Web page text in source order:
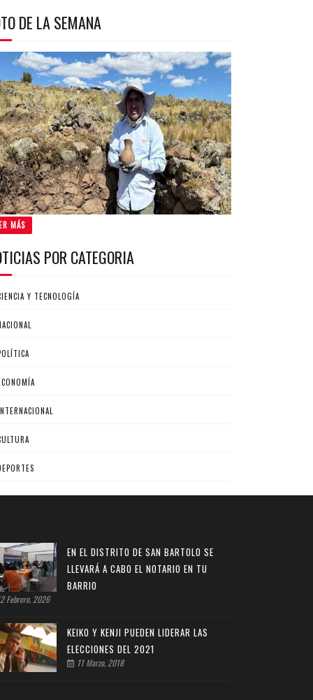
DE LA SEMANA
MÁS
POR CATEGORIA
Y TECNOLOGÍA
EN EL DISTRITO DE SAN BARTOLO SE
LLEVARÁ A CABO EL NOTARIO EN TU
BARRIO
Febrero, 2026
KEIKO Y KENJI PUEDEN LIDERAR LAS
ELECCIONES DEL 2021
11 Marzo, 2018